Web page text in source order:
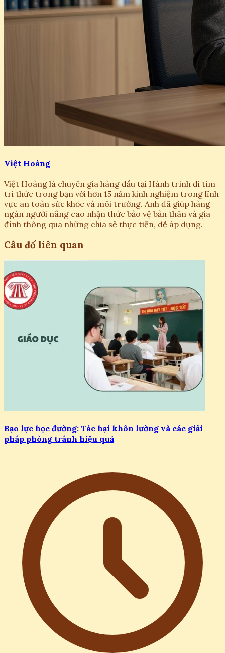
Việt Hoàng
Việt Hoàng là chuyên gia hàng đầu tại Hành trình đi tìm
tri thức trong bạn với hơn 15 năm kinh nghiệm trong lĩnh
vực an toàn sức khỏe và môi trường. Anh đã giúp hàng
ngàn người nâng cao nhận thức bảo vệ bản thân và gia
đình thông qua những chia sẻ thực tiễn, dễ áp dụng.
Câu đố liên quan
Bạo lực học đường: Tác hại khôn lường và các giải
pháp phòng tránh hiệu quả